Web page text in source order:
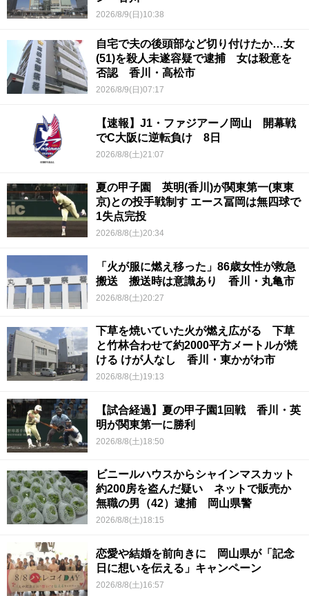
2026/8/9(日)10:38
自宅で夫の後頭部など切り付けたか…女
(51)を殺人未遂容疑で逮捕 女は殺意を
否認 香川・高松市
2026/8/9(日)07:17
【速報】J1・ファジアーノ岡山 開幕戦
でC大阪に逆転負け 8日
2026/8/8(土)21:07
夏の甲子園 英明(香川)が関東第一(東東
京)との投手戦制す エース冨岡は無四球で
1失点完投
2026/8/8(土)20:34
「火が服に燃え移った」86歳女性が救急
搬送 搬送時は意識あり 香川・丸亀市
2026/8/8(土)20:27
下草を焼いていた火が燃え広がる 下草
と竹林合わせて約2000平方メートルが焼
ける けが人なし 香川・東かがわ市
2026/8/8(土)19:13
【試合経過】夏の甲子園1回戦 香川・英
明が関東第一に勝利
2026/8/8(土)18:50
ビニールハウスからシャインマスカット
約200房を盗んだ疑い ネットで販売か
無職の男（42）逮捕 岡山県警
2026/8/8(土)18:15
恋愛や結婚を前向きに 岡山県が「記念
日に想いを伝える」キャンペーン
2026/8/8(土)16:57